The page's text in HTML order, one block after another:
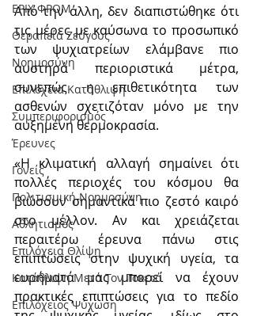
ΕΡΙΧ ΦΡΟΜ
Θεραπεία Ζεύγους
Νοημοσύνη
Επιλόχεια Κατάθλιψη
Συμπεριφορισμός
Έρευνες
Γονείς
Πολιτισμική Nοημοσύνη
Αθλητισμός
Επιλόχεια Θλίψη
Κατάθλιψη Μετά Τον Τοκετό
Επιλόχειος Ψύχωση
Από την άλλη, δεν διαπιστώθηκε ότι
τις μέρες με καύσωνα το προσωπικό
των ψυχιατρείων ελάμβανε πιο
αυστηρά περιοριστικά μέτρα,
συνεπώς η επιθετικότητα των
ασθενών σχετιζόταν μόνο με την
αυξημένη θερμοκρασία.
«Η κλιματική αλλαγή σημαίνει ότι
πολλές περιοχές του κόσμου θα
βιώσουν σημαντικά πιο ζεστό καιρό
στο μέλλον. Αν και χρειάζεται
περαιτέρω έρευνα πάνω στις
επιπτώσεις στην ψυχική υγεία, τα
ευρήματά μας μπορεί να έχουν
πρακτικές επιπτώσεις για το πεδίο